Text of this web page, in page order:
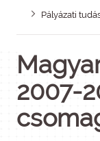
Pályázati
2007-